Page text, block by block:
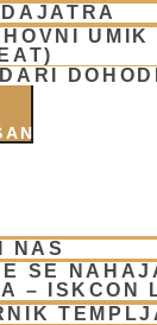
UMIK
NAS
SE
– ISKCON